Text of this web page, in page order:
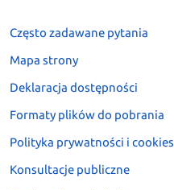
Często zadawane pytania
Mapa strony
Deklaracja dostępności
Formaty plików do pobrania
Polityka prywatności i cookies
Konsultacje publiczne